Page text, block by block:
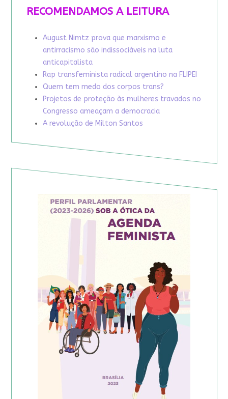
RECOMENDAMOS A LEITURA
August Nimtz prova que marxismo e
antirracismo são indissociáveis na luta
anticapitalista
Rap transfeminista radical argentino na FLIPEI
Quem tem medo dos corpos trans?
Projetos de proteção às mulheres travados no
Congresso ameaçam a democracia
A revolução de Milton Santos